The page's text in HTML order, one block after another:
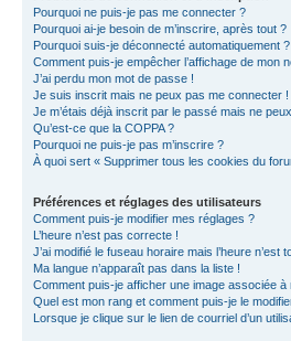
Pourquoi ne puis-je pas me connecter ?
Pourquoi ai-je besoin de m’inscrire, après tout ?
Pourquoi suis-je déconnecté automatiquement ?
Comment puis-je empêcher l’affichage de mon
J’ai perdu mon mot de passe !
Je suis inscrit mais ne peux pas me connecter !
Je m’étais déjà inscrit par le passé mais ne
Qu’est-ce que la COPPA ?
Pourquoi ne puis-je pas m’inscrire ?
À quoi sert « Supprimer tous les cookies du
Préférences et réglages des utilisateurs
Comment puis-je modifier mes réglages ?
L’heure n’est pas correcte !
J’ai modifié le fuseau horaire mais l’heure n’est
Ma langue n’apparaît pas dans la liste !
Comment puis-je afficher une image associée à
Quel est mon rang et comment puis-je le
Lorsque je clique sur le lien de courriel d’un